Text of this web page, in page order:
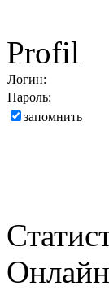
Profil
Логин:
Пароль:
запомнить